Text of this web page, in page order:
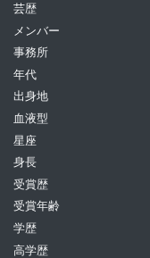
芸歴
メンバー
事務所
年代
出身地
血液型
星座
身長
受賞歴
受賞年齢
学歴
高学歴